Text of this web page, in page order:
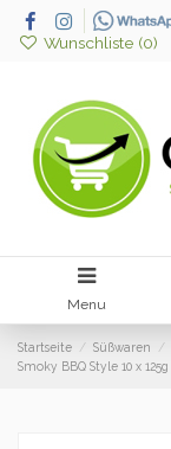
Wunschliste (0)
Menu
Startseite Süßwaren
Smoky BBQ Style 10 x 125g